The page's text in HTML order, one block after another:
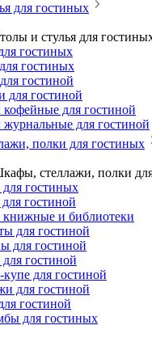
для гостиных
и стулья для
гостиных
гостиных
гостиной
для гостиной
для гостиной
для гостиной
полки для гостиных
стеллажи, полки
гостиных
гостиной
и библиотеки
для гостиной
для гостиной
гостиной
для гостиной
для гостиной
гостиной
для гостиных